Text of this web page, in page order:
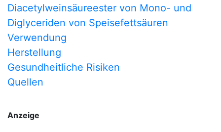
Diacetylweinsäureester von Mono- und
Diglyceriden von Speisefettsäuren
Verwendung
Herstellung
Gesundheitliche Risiken
Quellen
Anzeige